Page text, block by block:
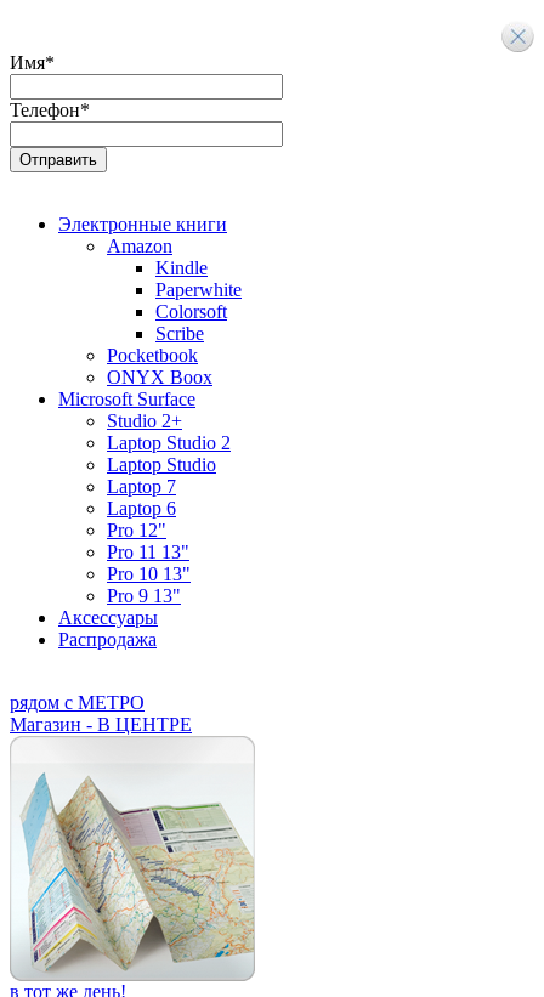
Имя*
Телефон*
Электронные книги
Amazon
Kindle
Paperwhite
Colorsoft
Scribe
Pocketbook
ONYX Boox
Microsoft Surface
Studio 2+
Laptop Studio 2
Laptop Studio
Laptop 7
Laptop 6
Pro 12"
Pro 11 13"
Pro 10 13"
Pro 9 13"
Аксессуары
Распродажа
рядом с МЕТРО
Магазин - В ЦЕНТРЕ
в тот же день!